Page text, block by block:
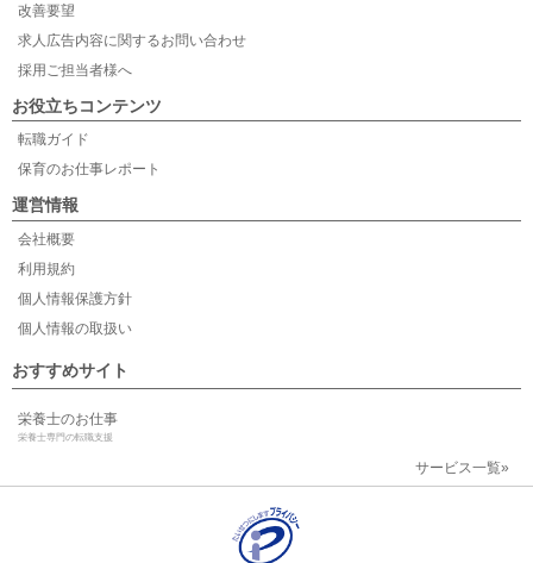
改善要望
求人広告内容に関するお問い合わせ
採用ご担当者様へ
お役立ちコンテンツ
転職ガイド
保育のお仕事レポート
運営情報
会社概要
利用規約
個人情報保護方針
個人情報の取扱い
おすすめサイト
栄養士のお仕事
栄養士専門の転職支援
サービス一覧»